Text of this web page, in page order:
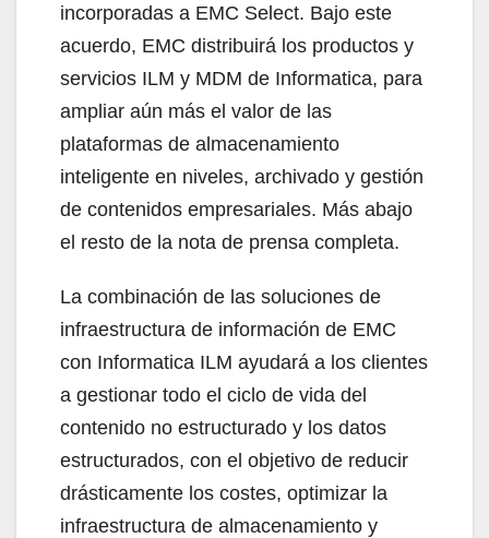
incorporadas a EMC Select. Bajo este
acuerdo, EMC distribuirá los productos y
servicios ILM y MDM de Informatica, para
ampliar aún más el valor de las
plataformas de almacenamiento
inteligente en niveles, archivado y gestión
de contenidos empresariales. Más abajo
el resto de la nota de prensa completa.
La combinación de las soluciones de
infraestructura de información de EMC
con Informatica ILM ayudará a los clientes
a gestionar todo el ciclo de vida del
contenido no estructurado y los datos
estructurados, con el objetivo de reducir
drásticamente los costes, optimizar la
infraestructura de almacenamiento y